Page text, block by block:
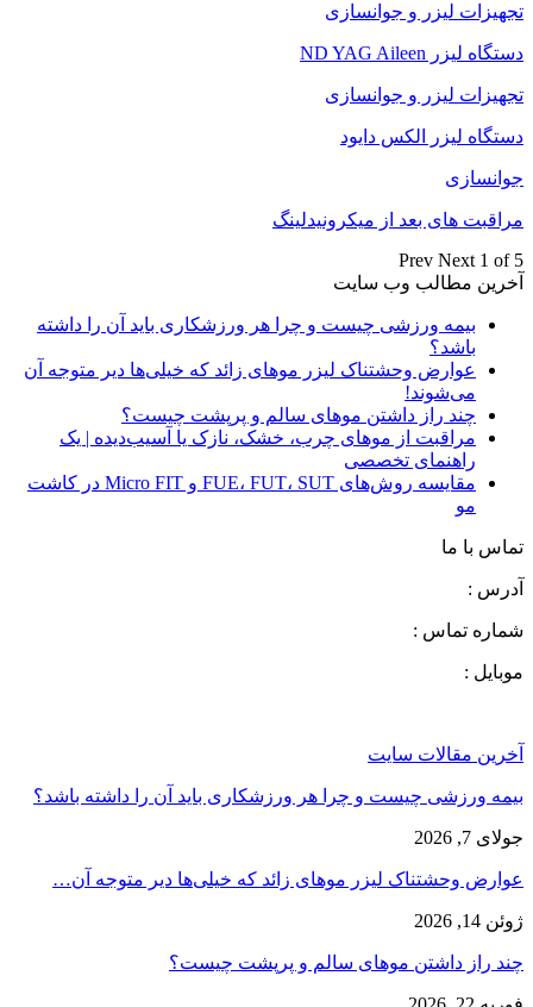
تجهیزات لیزر و جوانسازی
دستگاه لیزر ND YAG Aileen
تجهیزات لیزر و جوانسازی
دستگاه لیزر الکس دایود
جوانسازی
مراقبت های بعد از میکرونیدلینگ
Prev Next 1 of 5
آخرین مطالب وب سایت
بیمه ورزشی چیست و چرا هر ورزشکاری باید آن را داشته
باشد؟
عوارض وحشتناک لیزر موهای زائد که خیلی‌ها دیر متوجه آن
می‌شوند!
چند راز داشتن موهای سالم و پرپشت چیست؟
مراقبت از موهای چرب، خشک، نازک یا آسیب‌دیده | یک
راهنمای تخصصی
مقایسه روش‌های FUE، FUT، SUT و Micro FIT در کاشت
مو
تماس با ما
آدرس :
شماره تماس :
موبایل :
آخرین مقالات سایت
بیمه ورزشی چیست و چرا هر ورزشکاری باید آن را داشته باشد؟
جولای 7, 2026
عوارض وحشتناک لیزر موهای زائد که خیلی‌ها دیر متوجه آن…
ژوئن 14, 2026
چند راز داشتن موهای سالم و پرپشت چیست؟